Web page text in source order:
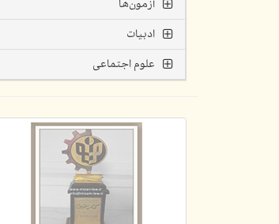
آزمون‌ها
ادبیات
علوم اجتماعی